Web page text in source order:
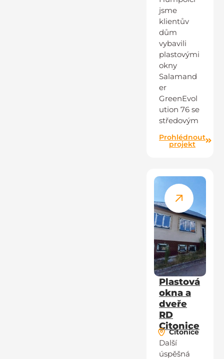
jsme
klientův
dům
vybavili
plastovými
okny
Salamand
er
GreenEvol
ution 76 se
středovým
Prohlédnout
projekt
Plastová
okna a
dveře
RD
Citonice
Citonice
Další
úspěšná